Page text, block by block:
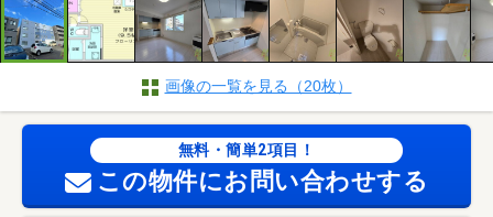
画像の一覧を見る（20枚）
無料・簡単2項目！
この物件にお問い合わせする